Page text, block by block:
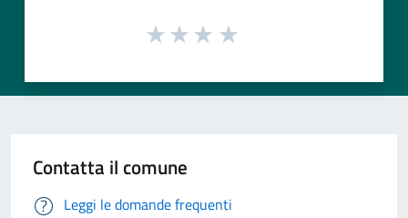
Contatta il comune
Leggi le domande frequenti